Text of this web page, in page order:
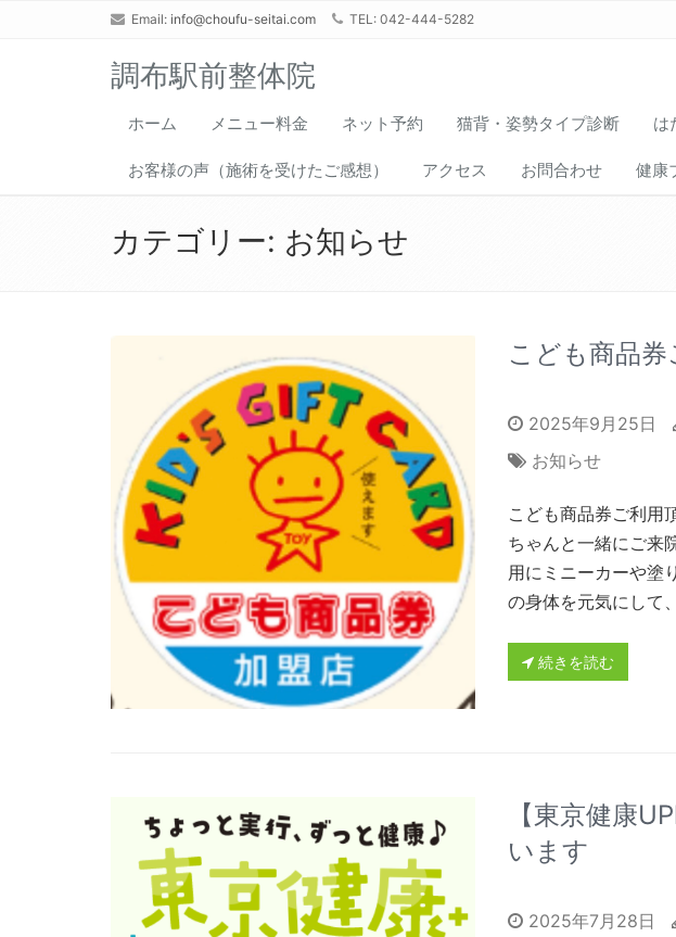
Email: info@choufu-seitai.com TEL: 042-444-5282
調布駅前整体院
ホーム メニュー料金 ネット予約 猫背・姿勢タイプ診断 は
お客様の声（施術を受けたご感想） アクセス お問合わせ 健康
カテゴリー: お知らせ
こども商品券
2025年9月25日
お知らせ
こども商品券ご利用
ちゃんと一緒にご来
用にミニーカーや塗
の身体を元気にして
続きを読む
【東京健康
います
2025年7月28日